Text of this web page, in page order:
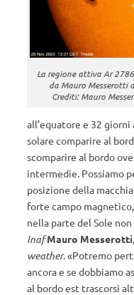
La regione attiva Ar
da Mauro Messerotti
Crediti: Mauro
all’equatore e 32
solare comparire al
scomparire al bordo
intermedie. Possiamo
posizione della
forte campo
nella parte del Sole
Inaf Mauro Messerotti,
weather. «Potremo
ancora e se dobbiamo
al bordo est trascorsi